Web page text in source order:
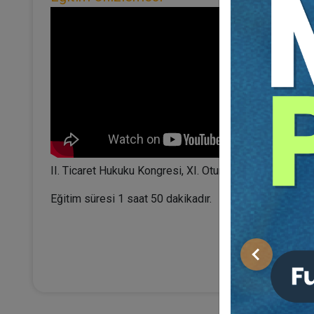
Önceki
II. Ticaret Hukuku Kongresi, XI. Oturumunun video
Eğitim süresi 1 saat 50 dakikadır.